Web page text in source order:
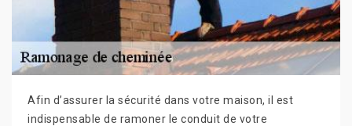
Afin d’assurer la sécurité dans votre maison, il est
indispensable de ramoner le conduit de votre